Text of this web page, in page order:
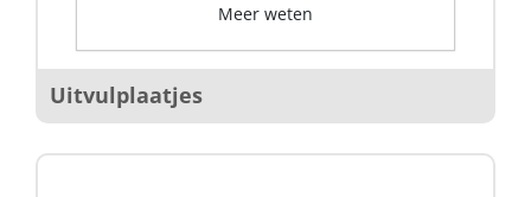
Uitvulplaatjes
Meer weten